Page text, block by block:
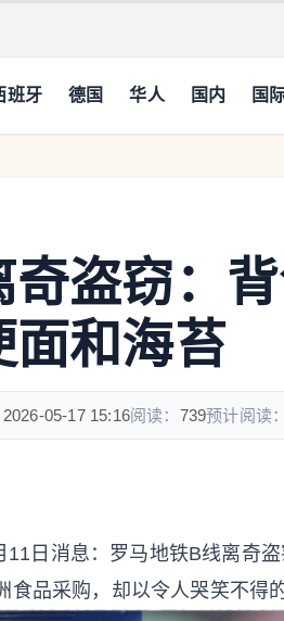
班牙 德国 华人 国内 国
奇盗窃：
面和海苔
2026-05-17 15:16阅读： 739预计阅读
日消息：罗马地铁B线离奇
品采购，却以令人哭笑不得